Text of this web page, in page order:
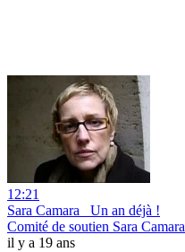
12:21
Sara Camara_ Un an déjà !
Comité de soutien Sara Camara
il y a 19 ans